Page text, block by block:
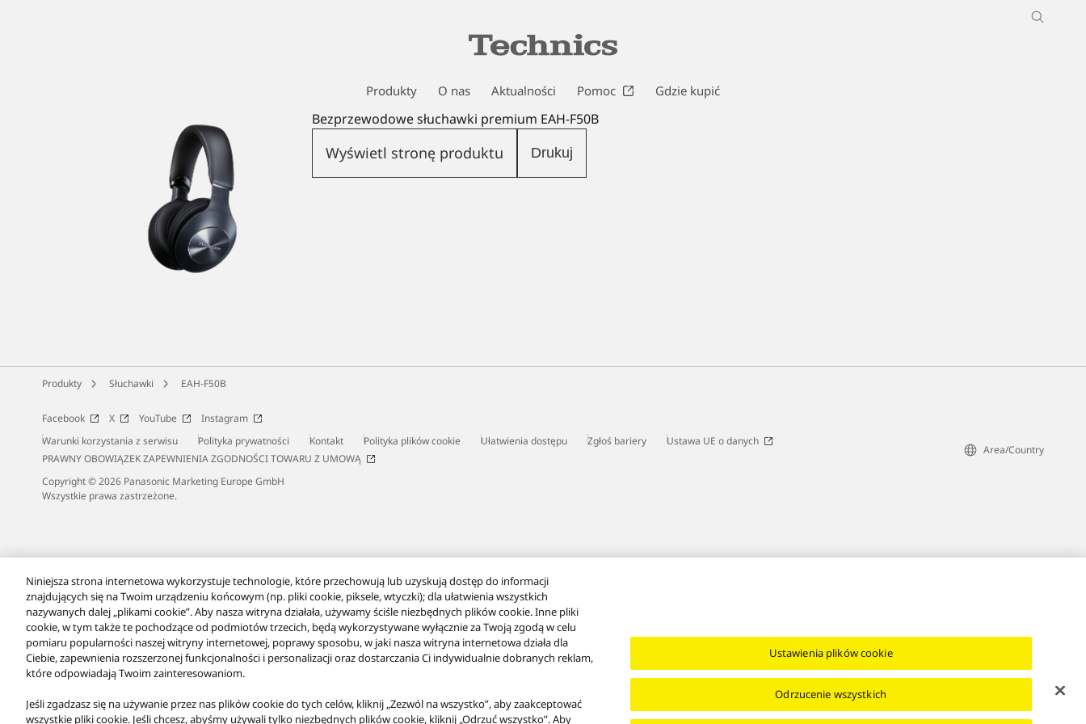
Produkty O nas Aktualności Pomoc Gdzie kupić
Bezprzewodowe słuchawki premium EAH-F50B
Wyświetl stronę produktu Drukuj
Produkty Słuchawki EAH-F50B
Facebook X YouTube
Instagram
Warunki korzystania z serwisu
Polityka prywatności Kontakt Polityka plików cookie Ułatwienia dostępu Zgłoś bariery
Ustawa UE o danych
PRAWNY OBOWIĄZEK ZAPEWNIENIA ZGODNOŚCI TOWARU Z UMOWĄ
Area/Country
Copyright © 2026 Panasonic Marketing Europe GmbH
Wszystkie prawa zastrzeżone.
Niniejsza strona internetowa wykorzystuje technologie, które przechowują lub uzyskują dostęp do informacji
znajdujących się na Twoim urządzeniu końcowym (np. pliki cookie, piksele, wtyczki); dla ułatwienia wszystkich
nazywanych dalej „plikami cookie”. Aby nasza witryna działała, używamy ściśle niezbędnych plików cookie. Inne pliki
cookie, w tym także te pochodzące od podmiotów trzecich, będą wykorzystywane wyłącznie za Twoją zgodą w celu
pomiaru popularności naszej witryny internetowej, poprawy sposobu, w jaki nasza witryna internetowa działa dla
Ciebie, zapewnienia rozszerzonej funkcjonalności i personalizacji oraz dostarczania Ci indywidualnie dobranych reklam,
które odpowiadają Twoim zainteresowaniom.
Jeśli zgadzasz się na używanie przez nas plików cookie do tych celów, kliknij „Zezwól na wszystko”, aby zaakceptować
wszystkie pliki cookie. Jeśli chcesz, abyśmy używali tylko niezbędnych plików cookie, kliknij „Odrzuć wszystko”. Aby
Ustawienia plików cookie
Odrzucenie wszystkich